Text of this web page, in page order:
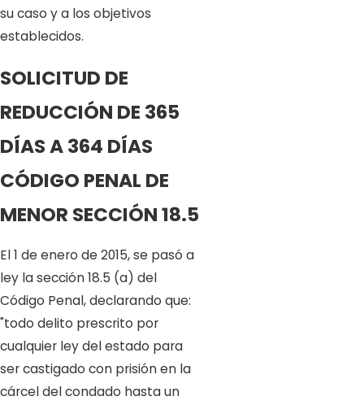
su caso y a los objetivos
establecidos.
SOLICITUD DE
REDUCCIÓN DE 365
DÍAS A 364 DÍAS
CÓDIGO PENAL DE
MENOR SECCIÓN 18.5
El 1 de enero de 2015, se pasó a
ley la sección 18.5 (a) del
Código Penal, declarando que:
"todo delito prescrito por
cualquier ley del estado para
ser castigado con prisión en la
cárcel del condado hasta un